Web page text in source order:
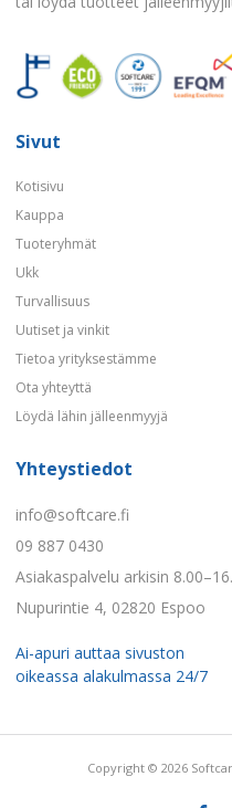
Sivut
Kotisivu
Kauppa
Tuoteryhmät
Ukk
Turvallisuus
Uutiset ja vinkit
Tietoa yrityksestämme
Ota yhteyttä
Löydä lähin jälleenmyyjä
Yhteystiedot
info@softcare.fi
09 887 0430
Asiakaspalvelu arkisin
Nupurintie 4, 02820 Espoo
Ai-apuri auttaa sivuston
oikeassa alakulmassa 24/7
Copyright © 2026